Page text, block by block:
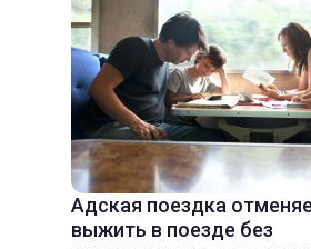
Адская поездка
выжить в поезде без